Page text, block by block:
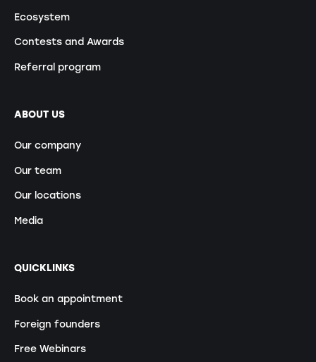
Ecosystem
Contests and Awards
Referral program
ABOUT US
Our company
Our team
Our locations
Media
QUICKLINKS
Book an appointment
Foreign founders
Free Webinars